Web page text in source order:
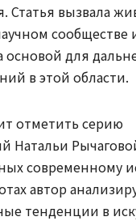
Статья вызвала
сообществе
основой для
в этой области.
отметить серию
Натальи
современному
автор
тенденции в